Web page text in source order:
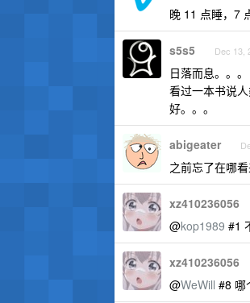
晚 11 点睡，7
s5s5 Dec 13,
日落而息。。。
看过一本书说
好。。。
abigeater
之前忘了在哪
xz410236056
@kop1989 #1
xz410236056
@WeWill #8 哪